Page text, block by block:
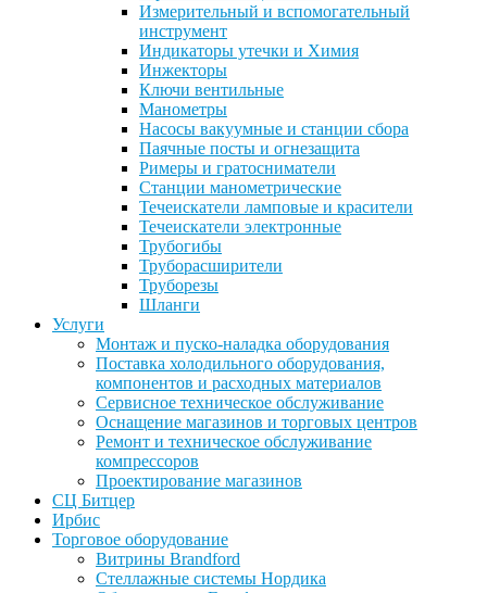
Измерительный и вспомогательный
инструмент
Индикаторы утечки и Химия
Инжекторы
Ключи вентильные
Манометры
Насосы вакуумные и станции сбора
Паячные посты и огнезащита
Римеры и гратосниматели
Станции манометрические
Течеискатели ламповые и красители
Течеискатели электронные
Трубогибы
Труборасширители
Труборезы
Шланги
Услуги
Монтаж и пуско-наладка оборудования
Поставка холодильного оборудования,
компонентов и расходных материалов
Сервисное техническое обслуживание
Оснащение магазинов и торговых центров
Ремонт и техническое обслуживание
компрессоров
Проектирование магазинов
СЦ Битцер
Ирбис
Торговое оборудование
Витрины Brandford
Стеллажные системы Нордика